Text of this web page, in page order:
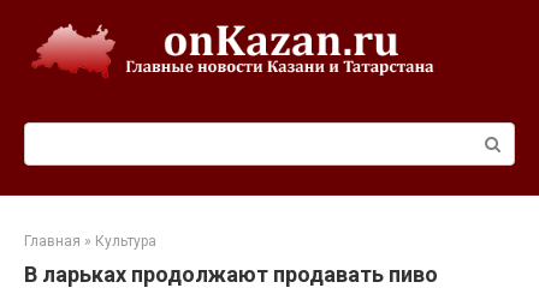
контенту
Главная » Культура
В ларьках продолжают продавать пиво